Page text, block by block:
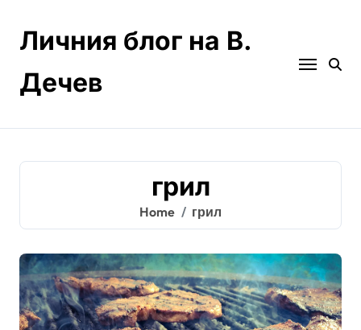
contentЛичния блог на В.
Дечев
грил
Home грил